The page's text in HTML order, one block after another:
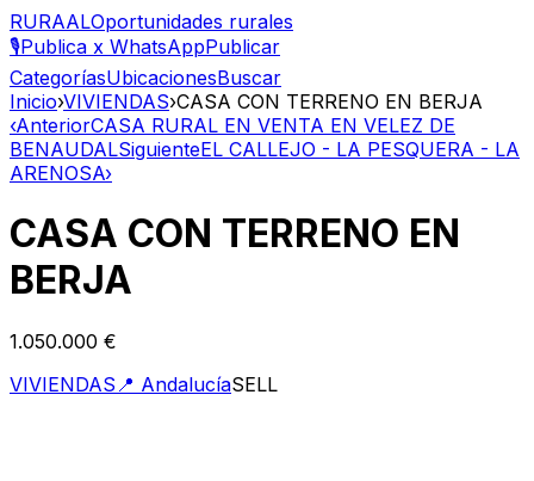
RURAALOportunidades rurales
🎙️Publica x WhatsAppPublicar
CategoríasUbicacionesBuscar
Inicio›VIVIENDAS›CASA CON TERRENO EN BERJA
‹AnteriorCASA RURAL EN VENTA EN VELEZ DE
BENAUDALSiguienteEL CALLEJO - LA PESQUERA - LA
ARENOSA›
CASA CON TERRENO EN
BERJA
1.050.000 €
VIVIENDAS 📍 AndalucíaSELL